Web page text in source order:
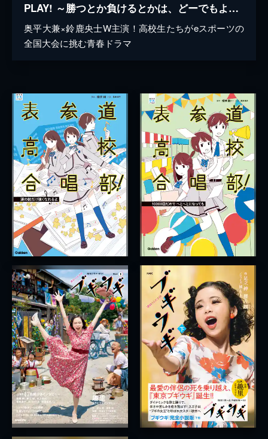
PLAY! ～勝つとか負けるとかは、どーでもよくて～
奥平大兼×鈴鹿央士W主演！高校生たちがeスポーツの
全国大会に挑む青春ドラマ